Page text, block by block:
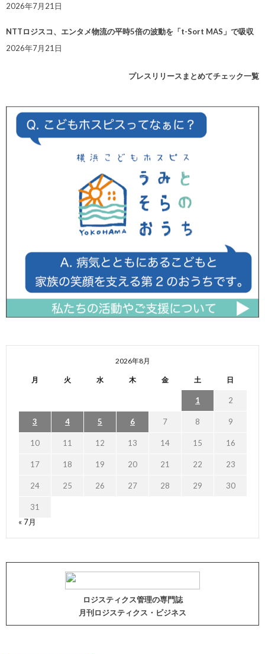
2026年7月21日
NTTロジスコ、エンタメ物流の平時5倍の波動を「t-Sort MAS」で吸収
2026年7月21日
プレスリリースまとめてチェック一覧
2026年8月
月 火 水 木 金 土 日
1 2
3 4 5 6 7 8 9
10 11 12 13 14 15 16
17 18 19 20 21 22 23
24 25 26 27 28 29 30
31
« 7月
ロジスティクス管理の専門誌
月刊ロジスティクス・ビジネス